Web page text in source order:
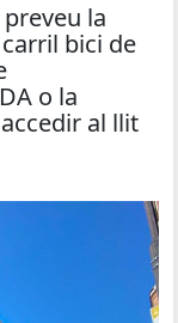
la
bici de
o la
al llit